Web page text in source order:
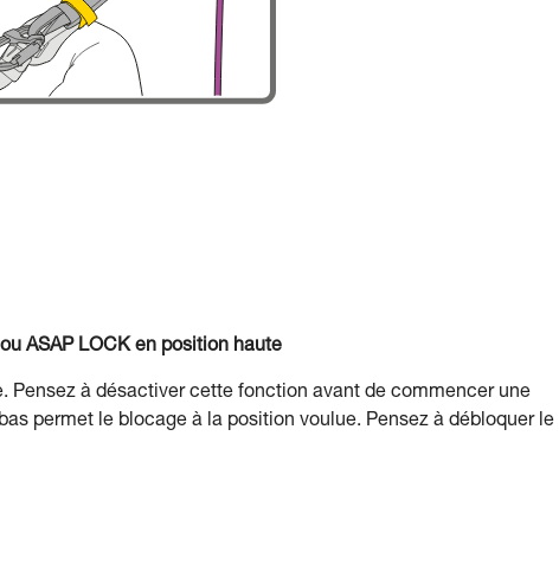
ASAP LOCK en position haute
Pensez à désactiver cette fonction avant de commencer une
permet le blocage à la position voulue. Pensez à débloquer le